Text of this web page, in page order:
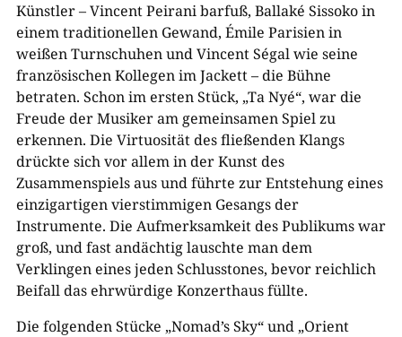
Künstler – Vincent Peirani barfuß, Ballaké Sissoko in
einem traditionellen Gewand, Émile Parisien in
weißen Turnschuhen und Vincent Ségal wie seine
französischen Kollegen im Jackett – die Bühne
betraten. Schon im ersten Stück, „Ta Nyé“, war die
Freude der Musiker am gemeinsamen Spiel zu
erkennen. Die Virtuosität des fließenden Klangs
drückte sich vor allem in der Kunst des
Zusammenspiels aus und führte zur Entstehung eines
einzigartigen vierstimmigen Gesangs der
Instrumente. Die Aufmerksamkeit des Publikums war
groß, und fast andächtig lauschte man dem
Verklingen eines jeden Schlusstones, bevor reichlich
Beifall das ehrwürdige Konzerthaus füllte.
Die folgenden Stücke „Nomad’s Sky“ und „Orient